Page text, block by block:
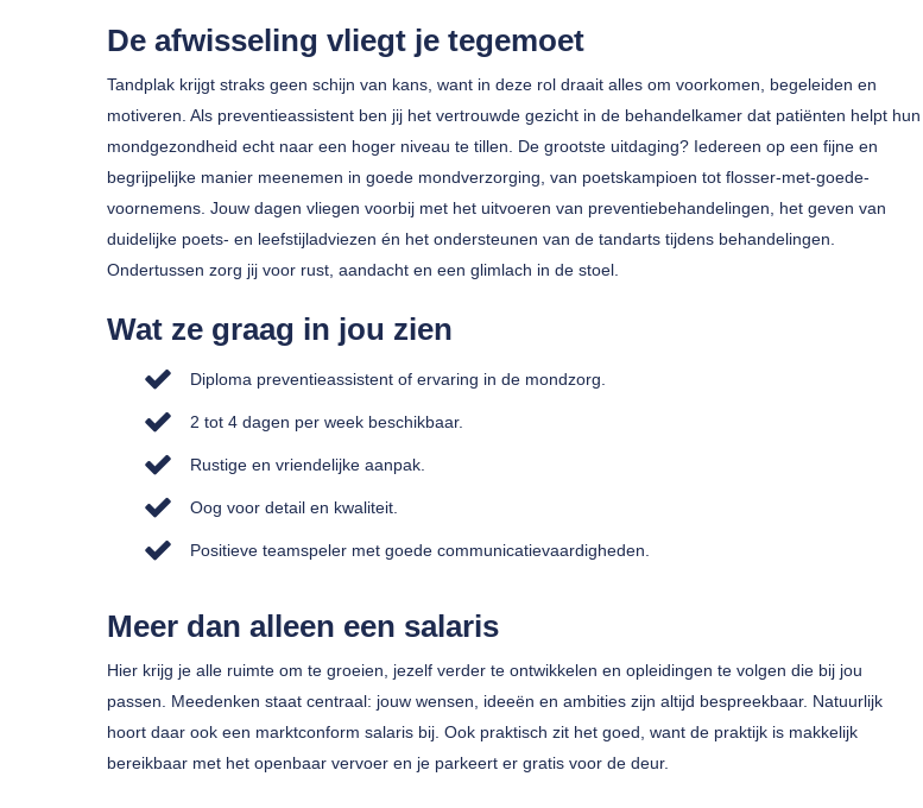
De afwisseling vliegt je tegemoet
Tandplak krijgt straks geen schijn van kans, want in deze rol draait alles om voorkomen, begeleiden en
motiveren. Als preventieassistent ben jij het vertrouwde gezicht in de behandelkamer dat patiënten helpt hun
mondgezondheid echt naar een hoger niveau te tillen. De grootste uitdaging? Iedereen op een fijne en
begrijpelijke manier meenemen in goede mondverzorging, van poetskampioen tot flosser-met-goede-
voornemens. Jouw dagen vliegen voorbij met het uitvoeren van preventiebehandelingen, het geven van
duidelijke poets- en leefstijladviezen én het ondersteunen van de tandarts tijdens behandelingen.
Ondertussen zorg jij voor rust, aandacht en een glimlach in de stoel.
Wat ze graag in jou zien
Diploma preventieassistent of ervaring in de mondzorg.
2 tot 4 dagen per week beschikbaar.
Rustige en vriendelijke aanpak.
Oog voor detail en kwaliteit.
Positieve teamspeler met goede communicatievaardigheden.
Meer dan alleen een salaris
Hier krijg je alle ruimte om te groeien, jezelf verder te ontwikkelen en opleidingen te volgen die bij jou
passen. Meedenken staat centraal: jouw wensen, ideeën en ambities zijn altijd bespreekbaar. Natuurlijk
hoort daar ook een marktconform salaris bij. Ook praktisch zit het goed, want de praktijk is makkelijk
bereikbaar met het openbaar vervoer en je parkeert er gratis voor de deur.